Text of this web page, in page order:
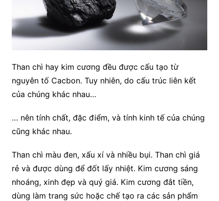
Than chì hay kim cương đều được cấu tạo từ
nguyên tố Cacbon. Tuy nhiên, do cấu trúc liên kết
của chúng khác nhau…
… nên tính chất, đặc điểm, và tính kinh tế của chúng
cũng khác nhau.
Than chì màu đen, xấu xí và nhiều bụi. Than chì giá
rẻ và được dùng để đốt lấy nhiệt. Kim cương sáng
nhoáng, xinh đẹp và quý giá. Kim cương đắt tiền,
dùng làm trang sức hoặc chế tạo ra các sản phẩm